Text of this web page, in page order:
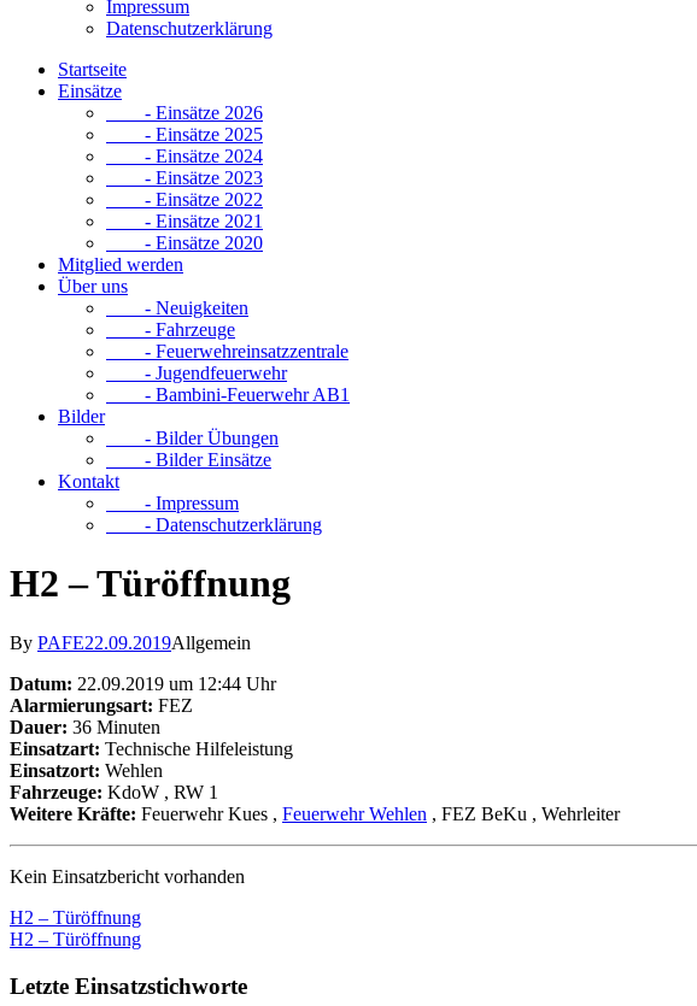
Impressum
Datenschutzerklärung
Startseite
Einsätze
- Einsätze 2026
- Einsätze 2025
- Einsätze 2024
- Einsätze 2023
- Einsätze 2022
- Einsätze 2021
- Einsätze 2020
Mitglied werden
Über uns
- Neuigkeiten
- Fahrzeuge
- Feuerwehreinsatzzentrale
- Jugendfeuerwehr
- Bambini-Feuerwehr AB1
Bilder
- Bilder Übungen
- Bilder Einsätze
Kontakt
- Impressum
- Datenschutzerklärung
H2 – Türöffnung
By PAFE22.09.2019Allgemein
Datum: 22.09.2019 um 12:44 Uhr
Alarmierungsart: FEZ
Dauer: 36 Minuten
Einsatzart: Technische Hilfeleistung
Einsatzort: Wehlen
Fahrzeuge: KdoW , RW 1
Weitere Kräfte: Feuerwehr Kues , Feuerwehr Wehlen , FEZ BeKu , Wehrleiter
Kein Einsatzbericht vorhanden
H2 – Türöffnung
H2 – Türöffnung
Letzte Einsatzstichworte